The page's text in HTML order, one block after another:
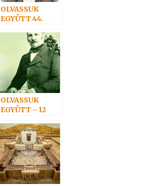
OLVASSUK
EGYÜTT 44.
OLVASSUK
EGYÜTT – 12